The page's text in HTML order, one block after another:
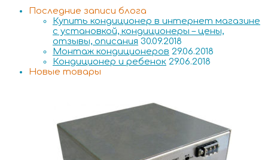
Последние записи блога
Купить кондиционер в интернет магазине
с установкой, кондиционеры – цены,
отзывы, описания 30.09.2018
Монтаж кондиционеров 29.06.2018
Кондиционер и ребенок 29.06.2018
Новые товары